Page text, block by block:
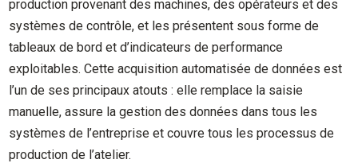
production provenant des machines, des opérateurs et des
systèmes de contrôle, et les présentent sous forme de
tableaux de bord et d’indicateurs de performance
exploitables. Cette acquisition automatisée de données est
l’un de ses principaux atouts : elle remplace la saisie
manuelle, assure la gestion des données dans tous les
systèmes de l’entreprise et couvre tous les processus de
production de l’atelier.